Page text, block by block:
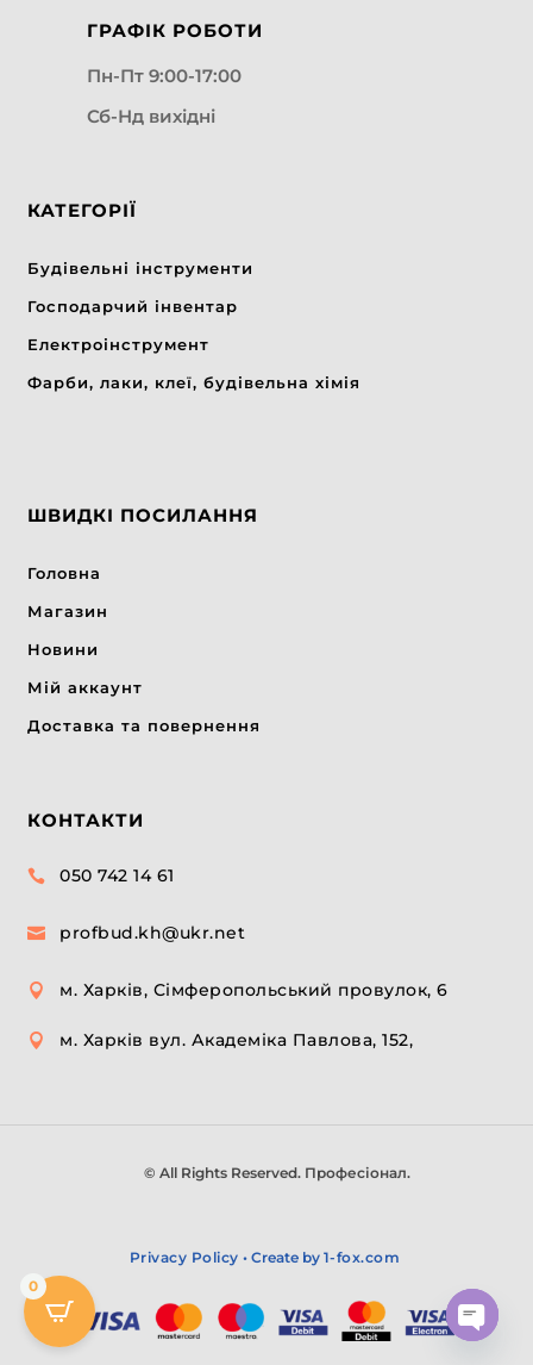
ГРАФІК РОБОТИ
Пн-Пт 9:00-17:00
Сб-Нд вихідні
КАТЕГОРІЇ
Будівельні інструменти
Господарчий інвентар
Електроінструмент
Фарби, лаки, клеї, будівельна хімія
ШВИДКІ ПОСИЛАННЯ
Головна
Магазин
Новини
Мій аккаунт
Доставка та повернення
КОНТАКТИ
 050 742 14 61
 profbud.kh@ukr.net
 м. Харків, Сімферопольський провулок, 6
 м. Харків вул. Академіка Павлова, 152,
© All Rights Reserved. Професіонал.
Privacy Policy • Create by 1-fox.com
0